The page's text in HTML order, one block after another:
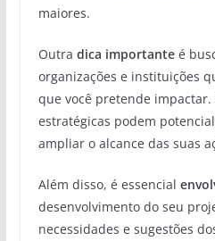
maiores.
Outra dica importanteé
organizações e instituições
que você pretende impactar.
estratégicas podem
ampliar o alcance das suas
Além disso, é essencial
desenvolvimento do seu
necessidades e sugestões